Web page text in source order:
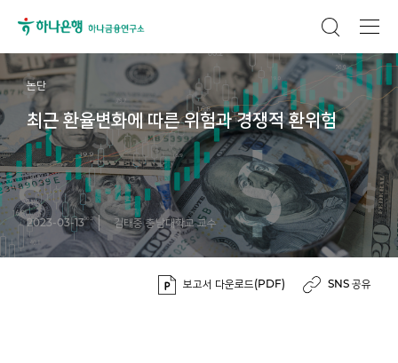
논단
최근 환율변화에 따른 위험과 경쟁적 환위험
2023-03-13 김태중 충남대학교 교수
보고서 다운로드(PDF) SNS 공유